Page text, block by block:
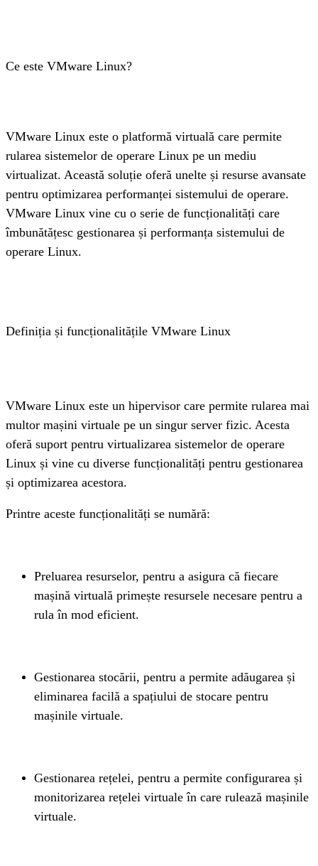
Ce este VMware Linux?
VMware Linux este o platformă virtuală care permite
rularea sistemelor de operare Linux pe un mediu
virtualizat. Această soluție oferă unelte și resurse avansate
pentru optimizarea performanței sistemului de operare.
VMware Linux vine cu o serie de funcționalități care
îmbunătățesc gestionarea și performanța sistemului de
operare Linux.
Definiția și funcționalitățile VMware Linux
VMware Linux este un hipervisor care permite rularea mai
multor mașini virtuale pe un singur server fizic. Acesta
oferă suport pentru virtualizarea sistemelor de operare
Linux și vine cu diverse funcționalități pentru gestionarea
și optimizarea acestora.
Printre aceste funcționalități se numără:
Preluarea resurselor, pentru a asigura că fiecare
mașină virtuală primește resursele necesare pentru a
rula în mod eficient.
Gestionarea stocării, pentru a permite adăugarea și
eliminarea facilă a spațiului de stocare pentru
mașinile virtuale.
Gestionarea rețelei, pentru a permite configurarea și
monitorizarea rețelei virtuale în care rulează mașinile
virtuale.